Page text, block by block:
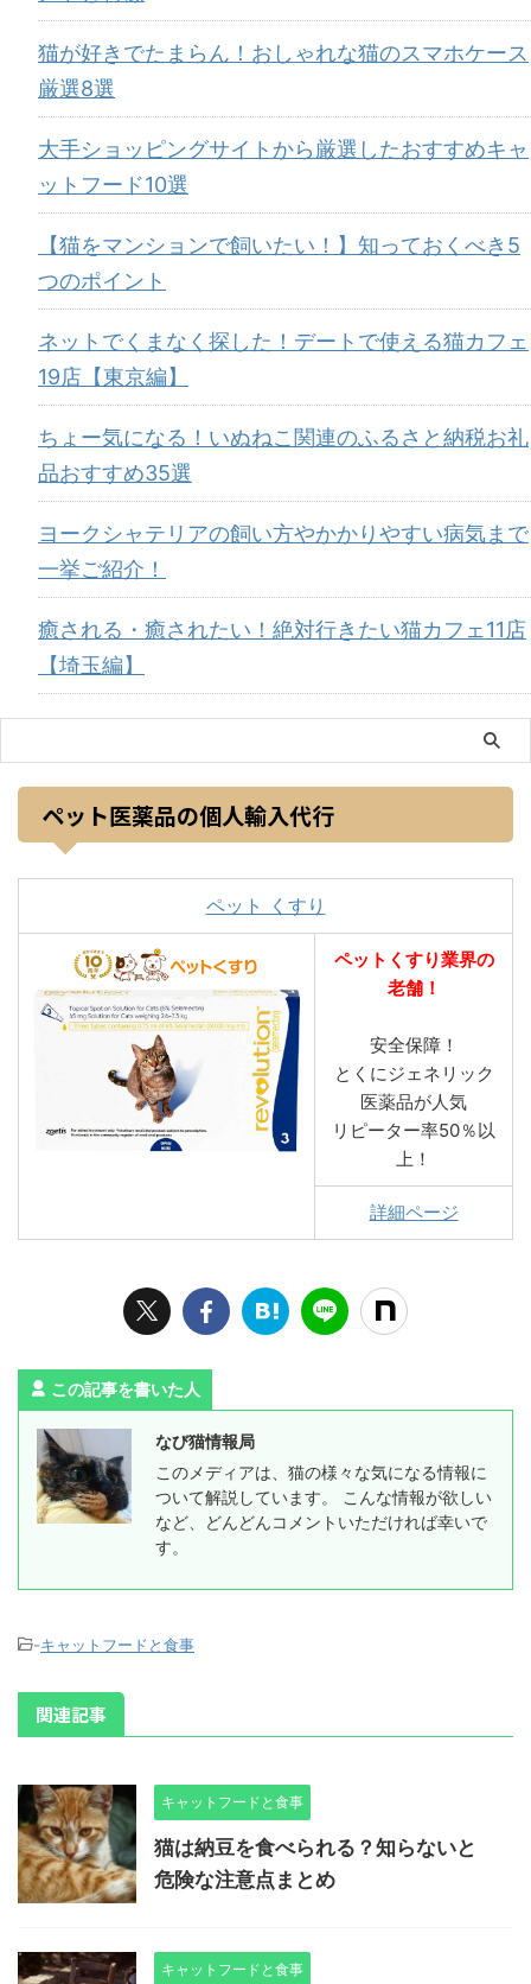
猫が好きでたまらん！おしゃれな猫のスマホケース
厳選8選
大手ショッピングサイトから厳選したおすすめキャ
ットフード10選
【猫をマンションで飼いたい！】知っておくべき5
つのポイント
ネットでくまなく探した！デートで使える猫カフェ
19店【東京編】
ちょー気になる！いぬねこ関連のふるさと納税お礼
品おすすめ35選
ヨークシャテリアの飼い方やかかりやすい病気まで
一挙ご紹介！
癒される・癒されたい！絶対行きたい猫カフェ11店
【埼玉編】
ペット医薬品の個人輸入代行
ペット くすり
ペットくすり業界の
老舗！
安全保障！
とくにジェネリック
医薬品が人気
リピーター率50％以
上！
詳細ページ
この記事を書いた人
なび猫情報局
このメディアは、猫の様々な気になる情報に
ついて解説しています。 こんな情報が欲しい
など、どんどんコメントいただければ幸いで
す。
-キャットフードと食事
関連記事
キャットフードと食事
猫は納豆を食べられる？知らないと
危険な注意点まとめ
キャットフードと食事